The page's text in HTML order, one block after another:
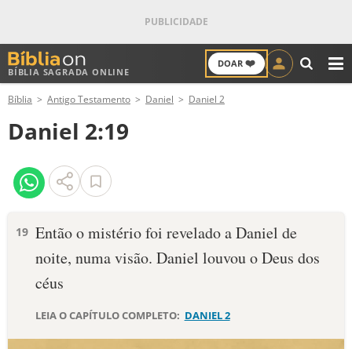
BÍBLIA SAGRADA ONLINE
DOAR ❤️
ANTIGO TESTAMENTO
NOVO TESTAMENTO
VERSÍCULOS
PALAVRA DO DIA
DEVOCIONAL DIÁRIO
Bíblia Antigo Testamento Daniel Daniel 2
Daniel 2:19
19 Então o mistério foi revelado a Daniel de
noite, numa visão. Daniel louvou o Deus dos
céus
LEIA O CAPÍTULO COMPLETO: DANIEL 2